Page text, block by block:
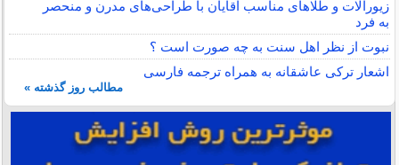
زیورآلات و طلاهای مناسب آقایان با طراحی‌های مدرن و منحصر
به فرد
نبوت از نظر اهل سنت به چه صورت است ؟
اشعار ترکی عاشقانه به همراه ترجمه فارسی
مطالب روز گذشته »